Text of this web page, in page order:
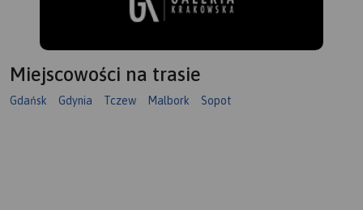
Miejscowości na trasie
Gdańsk Gdynia Tczew Malbork Sopot